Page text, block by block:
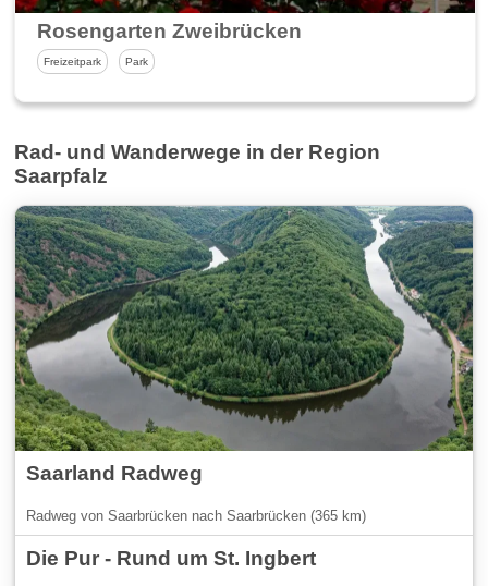
Rosengarten Zweibrücken
Freizeitpark Park
Rad- und Wanderwege in der Region
Saarpfalz
Saarland Radweg
Radweg von Saarbrücken nach Saarbrücken (365 km)
Die Pur - Rund um St. Ingbert